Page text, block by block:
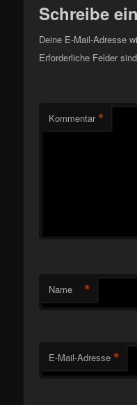
Schreibe
Deine E-Mail-Adresse
Erforderliche Felder
Kommentar *
Name *
E-Mail-Adresse *